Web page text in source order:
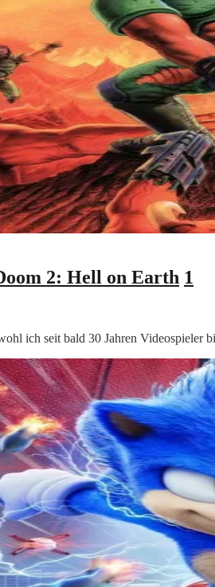
2: Hell on Earth 1
ich seit bald 30 Jahren Videospieler